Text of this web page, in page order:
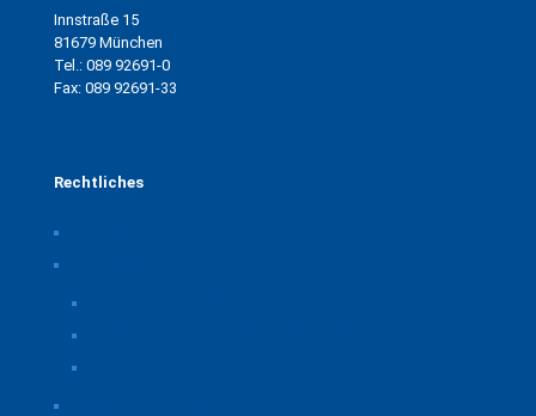
Innstraße 15
81679 München
Tel.: 089 92691-0
Fax: 089 92691-33
Rechtliches